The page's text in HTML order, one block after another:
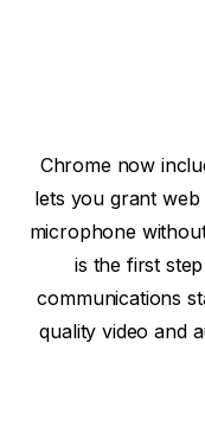
Chrome now
lets you grant
microphone
is the first
communications
quality video and